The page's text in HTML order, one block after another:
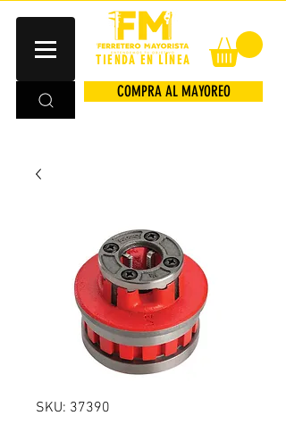
TIENDA EN LÍNEA
COMPRA AL MAYOREO
SKU: 37390